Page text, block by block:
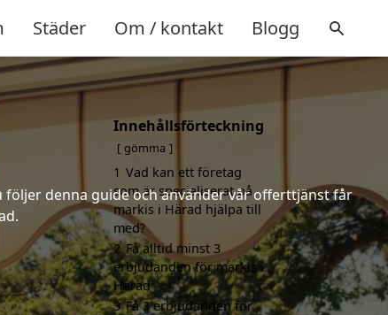
Städer Om / kontakt Blogg
denna guide och använder vår offerttjänst får
Innehållsförteckning
gömma
1 Vad kan ett företag
som är specialiserat på
markis i Härad hjälpa till
med?
2 Få alltid minst 3
erbjudanden för markis i
Härad
3 Få 3 erbjudanden för